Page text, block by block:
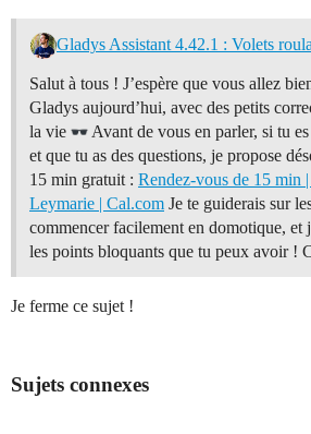
Salut à tous ! J’espère que vous allez
Gladys aujourd’hui, avec des petits
la vie
Avant de vous en parler, si tu
et que tu as des questions, je propose
15 min gratuit : Rendez-vous de 15 min
Leymarie | Cal.com Je te guiderais sur
commencer facilement en domotique, et
les points bloquants que tu peux avoir !
Je ferme ce sujet !
Sujets connexes